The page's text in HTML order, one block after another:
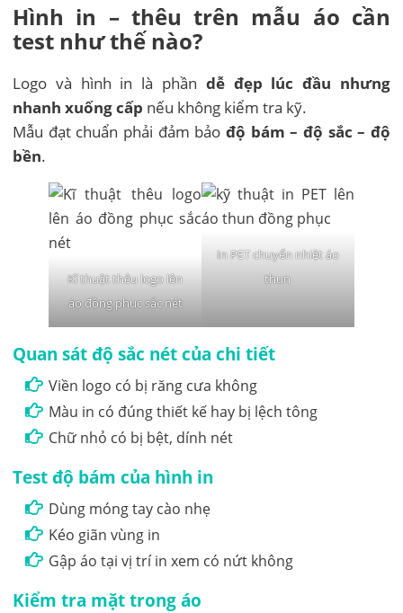
Hình in – thêu trên mẫu áo cần
test như thế nào?
Logo và hình in là phần dễ đẹp lúc đầu nhưng
nhanh xuống cấp nếu không kiểm tra kỹ.
Mẫu đạt chuẩn phải đảm bảo độ bám – độ sắc – độ
bền.
Kĩ thuật thêu logo lên
áo đồng phục sắc nét
In PET chuyển nhiệt áo
thun
Quan sát độ sắc nét của chi tiết
Viền logo có bị răng cưa không
Màu in có đúng thiết kế hay bị lệch tông
Chữ nhỏ có bị bệt, dính nét
Test độ bám của hình in
Dùng móng tay cào nhẹ
Kéo giãn vùng in
Gập áo tại vị trí in xem có nứt không
Kiểm tra mặt trong áo